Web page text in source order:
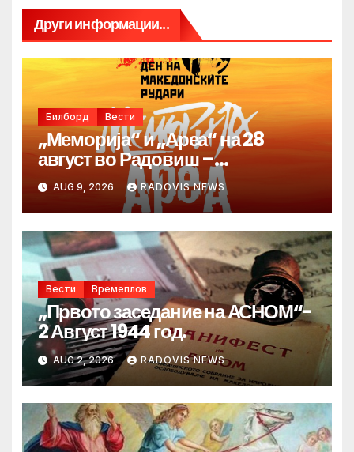
Други информации...
Билборд Вести
„Меморија“ и „Ареа“ на 28
август во Радовиш –
продолжува традицијата за
Денот на македонските рудари
AUG 9, 2026 RADOVIS NEWS
Вести Времеплов
„Првото заседание на АСНОМ“-
2 Август 1944 год.
AUG 2, 2026 RADOVIS NEWS